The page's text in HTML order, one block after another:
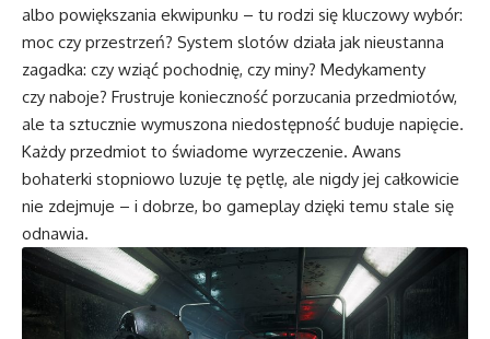
albo powiększania ekwipunku – tu rodzi się kluczowy wybór:
moc czy przestrzeń? System slotów działa jak nieustanna
zagadka: czy wziąć pochodnię, czy miny? Medykamenty
czy naboje? Frustruje konieczność porzucania przedmiotów,
ale ta sztucznie wymuszona niedostępność buduje napięcie.
Każdy przedmiot to świadome wyrzeczenie. Awans
bohaterki stopniowo luzuje tę pętlę, ale nigdy jej całkowicie
nie zdejmuje – i dobrze, bo gameplay dzięki temu stale się
odnawia.